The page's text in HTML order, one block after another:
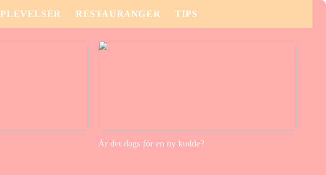
RESTAURANGER TIPS
Är det dags för en ny kudde?